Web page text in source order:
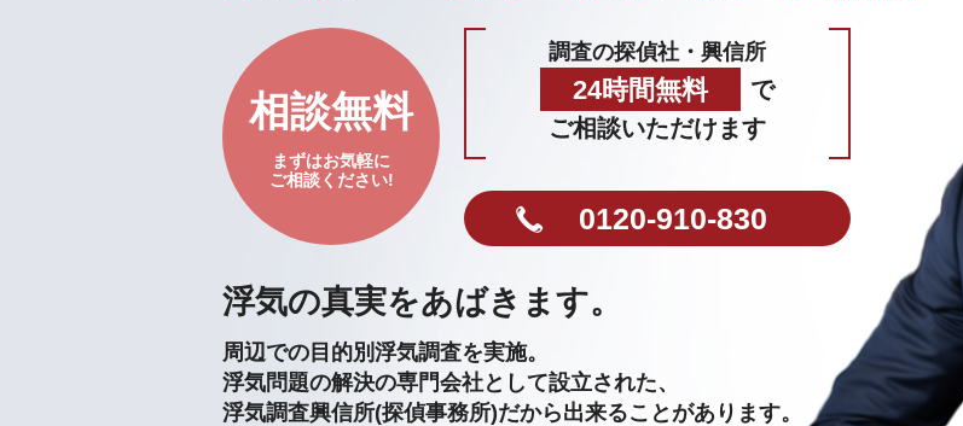
相談無料
まずはお気軽に
ご相談ください!
調査の探偵社・興信所
24時間無料
で
ご相談いただけます
0120-910-830
浮気の真実をあばきます。
周辺での目的別浮気調査を実施。
浮気問題の解決の専門会社として設立された、
浮気調査興信所(探偵事務所)だから出来ることがあります。